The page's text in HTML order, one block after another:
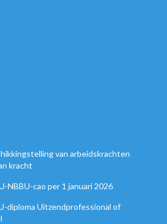
van arbeidskrachten
kracht
NBBU-cao per 1 januari 2026
diploma Uitzendprofessional of